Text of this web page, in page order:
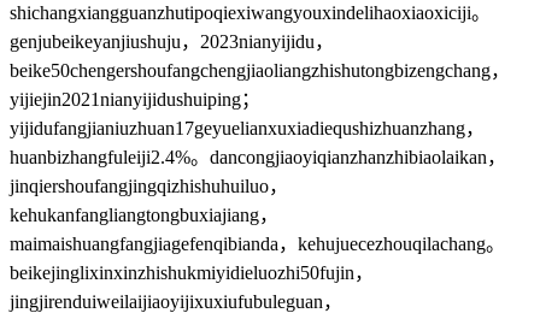
shichangxiangguanzhutipoqiexiwangyouxindelihaoxiaoxiciji。
genjubeikeyanjiushuju，2023nianyijidu，
beike50chengershoufangchengjiaoliangzhishutongbizengchang，
yijiejin2021nianyijidushuiping；
yijidufangjianiuzhuan17geyuelianxuxiadiequshizhuanzhang，
huanbizhangfuleiji2.4%。dancongjiaoyiqianzhanzhibiaolaikan，
jinqiershoufangjingqizhishuhuiluo，
kehukanfangliangtongbuxiajiang，
maimaishuangfangjiagefenqibianda，kehujuecezhouqilachang。
beikejinglixinxinzhishukmiyidieluozhi50fujin，
jingjirenduiweilaijiaoyijixuxiufubuleguan，